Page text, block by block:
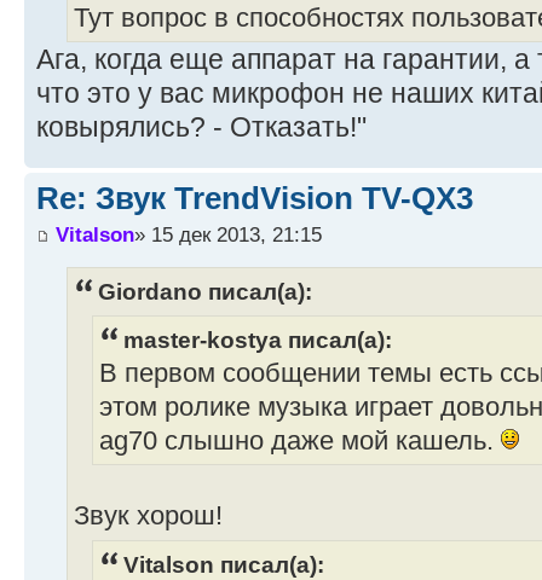
Тут вопрос в способностях
Ага, когда еще аппарат на гарантии, а
что это у вас микрофон не наших
ковырялись? - Отказать!"
Re: Звук TrendVision TV-QX3
Vitalson» 15 дек 2013, 21:15
Giordano писал(а):
master-kostya писал(а):
В первом сообщении темы есть
этом ролике музыка играет
ag70 слышно даже мой кашель.
Звук хорош!
Vitalson писал(а):